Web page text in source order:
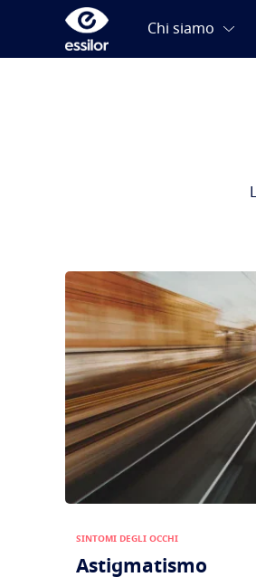
SINTOMI DEGLI OCCHI
Astigmatismo